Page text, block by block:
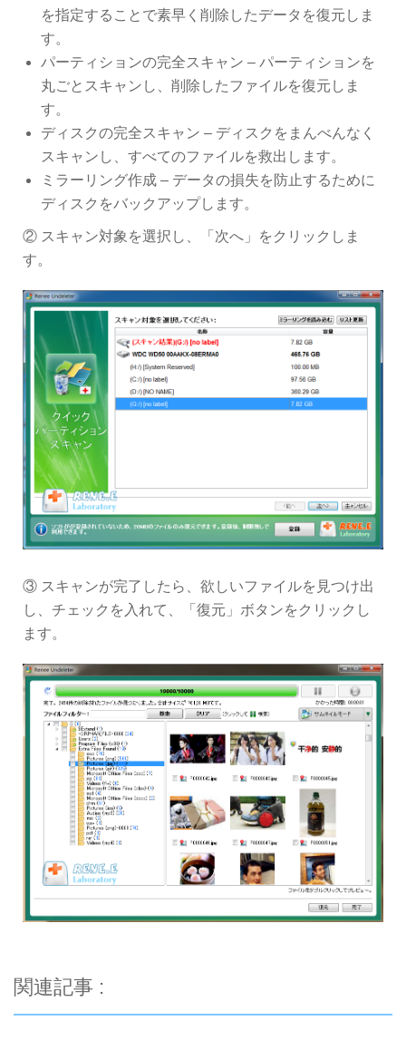
を指定することで素早く削除したデータを復元しま
す。
パーティションの完全スキャン – パーティションを
丸ごとスキャンし、削除したファイルを復元しま
す。
ディスクの完全スキャン – ディスクをまんべんなく
スキャンし、すべてのファイルを救出します。
ミラーリング作成 – データの損失を防止するために
ディスクをバックアップします。
② スキャン対象を選択し、「次へ」をクリックしま
す。
③ スキャンが完了したら、欲しいファイルを見つけ出
し、チェックを入れて、「復元」ボタンをクリックし
ます。
関連記事 :